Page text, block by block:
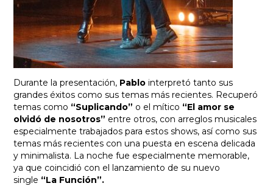
Durante la presentación, Pablo interpretó tanto sus
grandes éxitos como sus temas más recientes. Recuperó
temas como “Suplicando” o el mítico “El amor se
olvidó de nosotros” entre otros, con arreglos musicales
especialmente trabajados para estos shows, así como sus
temas más recientes con una puesta en escena delicada
y minimalista. La noche fue especialmente memorable,
ya que coincidió con el lanzamiento de su nuevo
single “La Función”.